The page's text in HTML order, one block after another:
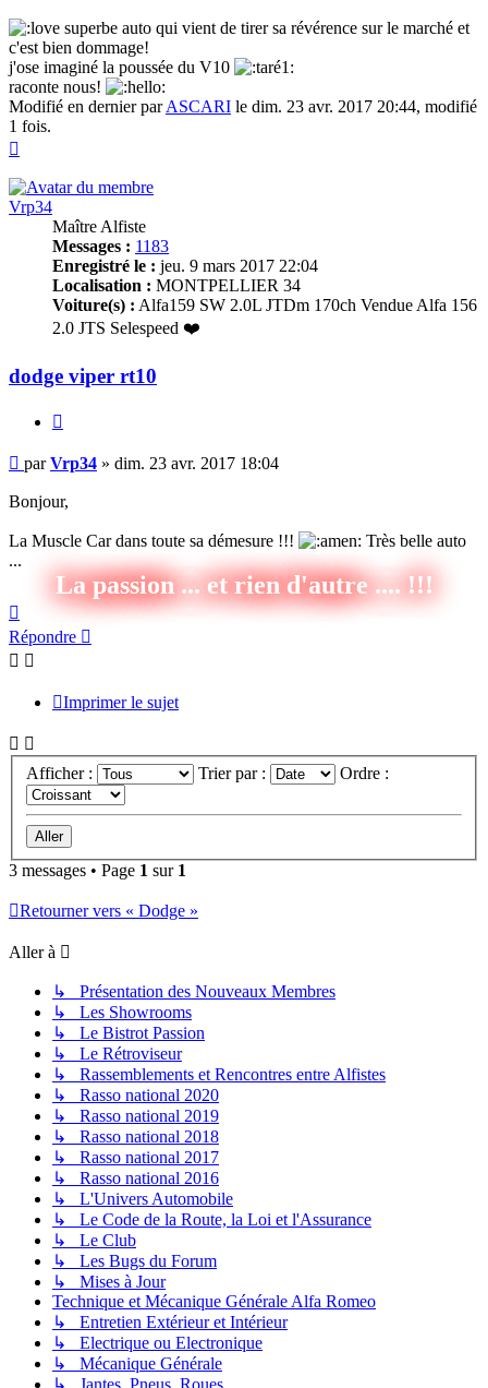
superbe auto qui vient de tirer sa révérence sur le marché et
c'est bien dommage!
j'ose imaginé la poussée du V10
raconte nous!
Modifié en dernier parASCARI le dim. 23 avr. 2017 20:44, modifié
1 fois.
Vrp34
Maître Alfiste
Messages : 1183
Enregistré le : jeu. 9 mars 2017 22:04
Localisation : MONTPELLIER 34
Voiture(s) : Alfa159 SW 2.0L JTDm 170ch Vendue Alfa 156
2.0 JTS Selespeed ❤️
dodge viper rt10
Message
parVrp34 » dim. 23 avr. 2017 18:04
Bonjour,
La Muscle Car dans toute sa démesure !!!
Très belle auto
...
La passion ... et rien d'autre .... !!!
Répondre
Imprimer le sujet
Afficher : Trier par : Ordre :
3 messages • Page 1 sur 1
Retourner vers « Dodge »
Aller à
↳ Présentation des Nouveaux Membres
↳ Les Showrooms
↳ Le Bistrot Passion
↳ Le Rétroviseur
↳ Rassemblements et Rencontres entre Alfistes
↳ Rasso national 2020
↳ Rasso national 2019
↳ Rasso national 2018
↳ Rasso national 2017
↳ Rasso national 2016
↳ L'Univers Automobile
↳ Le Code de la Route, la Loi et l'Assurance
↳ Le Club
↳ Les Bugs du Forum
↳ Mises à Jour
Technique et Mécanique Générale Alfa Romeo
↳ Entretien Extérieur et Intérieur
↳ Electrique ou Electronique
↳ Mécanique Générale
↳ Jantes, Pneus, Roues